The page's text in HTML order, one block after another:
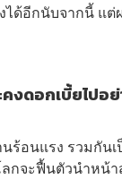
ด้อีกนับจากนี้ แ
คงดอกเบี้ยไป
ร้อนแรง รวมกัน
ลกจะฟื้นตัวนำหน้